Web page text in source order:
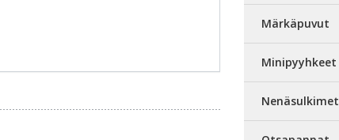
Märkäpuvut
Minipyyhkeet
Nenäsulkimet